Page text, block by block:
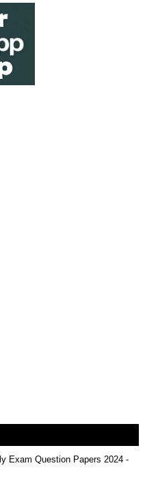
Exam Question Papers 2024 -